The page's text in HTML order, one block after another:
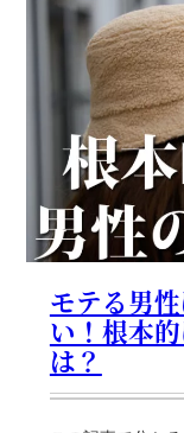
モテる男
い！根本
は？